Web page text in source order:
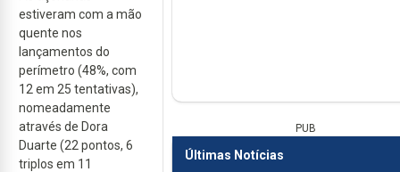
estiveram com a mão
quente nos
lançamentos do
perímetro (48%, com
12 em 25 tentativas),
nomeadamente
através de Dora
Duarte (22 pontos, 6
triplos em 11
PUB
Últimas Notícias